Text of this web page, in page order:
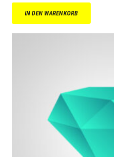
Preis
$14.00
Preis
$10.00.
IN DEN WARENKORB